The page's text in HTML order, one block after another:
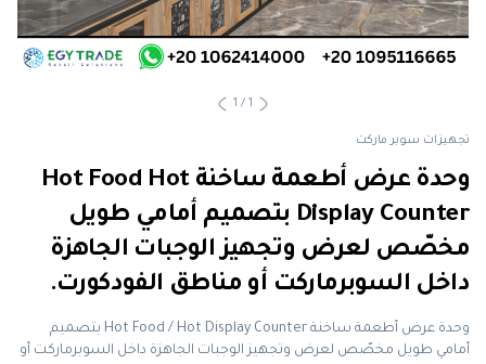
1
/
1
تجهيزات سوبر ماركت
وحدة عرض أطعمة ساخنة Hot Food Hot
Display Counter بتصميم أمامي طويل
مخصّص لعرض وتجهيز الوجبات الجاهزة
داخل السوبرماركت أو مناطق الفودكورت.
وحدة عرض أطعمة ساخنة Hot Food / Hot Display Counter بتصميم
أمامي طويل مخصّص لعرض وتجهيز الوجبات الجاهزة داخل السوبرماركت أو